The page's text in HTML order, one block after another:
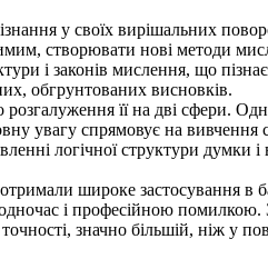
у своїх вирішальних
створювати нові методи
і законів мислення, що
обгрунтованих висновків.
її на дві сфери.
увагу спрямовує на
логічної структури
широке застосування
і професійною
точності, значно більшій, ніж